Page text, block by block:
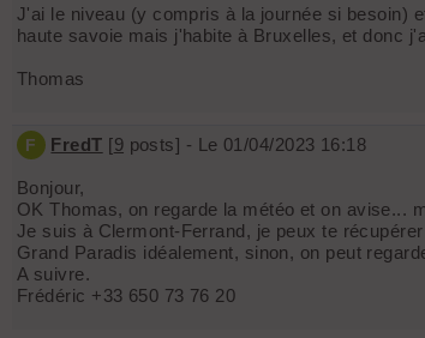
J'ai le niveau (y compris à la journée si besoin)
haute savoie mais j'habite à Bruxelles, et donc
Thomas
F FredT [9 posts] - Le 01/04/2023 16:18
Bonjour,
OK Thomas, on regarde la météo et on avise...
Je suis à Clermont-Ferrand, je peux te
Grand Paradis idéalement, sinon, on peut
A suivre.
Frédéric +33 650 73 76 20